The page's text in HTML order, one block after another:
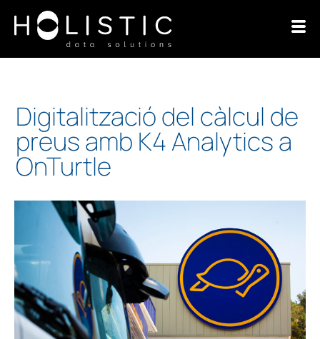
Digitalització del càlcul de
preus amb K4 Analytics a
OnTurtle